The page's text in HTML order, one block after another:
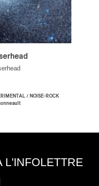
/ NOISE-ROCK
L'INFOLETTRE